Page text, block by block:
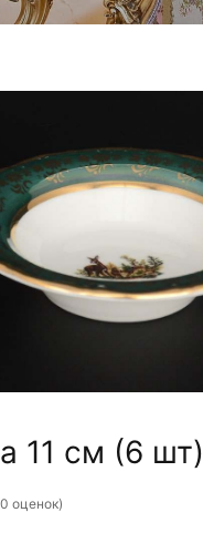
11 см (6 шт)
0 оценок)